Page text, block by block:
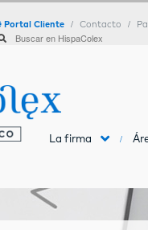
Portal Cliente Contacto
La firma